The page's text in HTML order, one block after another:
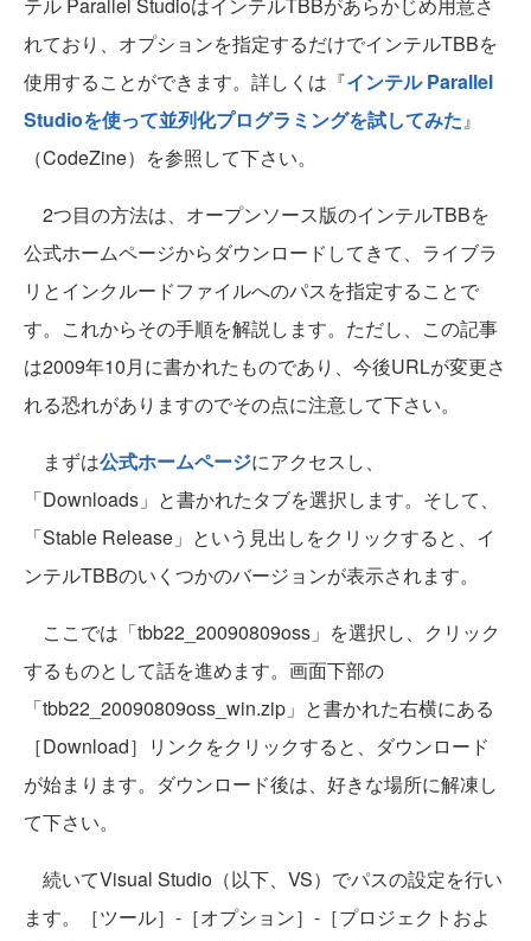
れており、オプションを指定するだけでインテルTBBを
使用することができます。詳しくは『インテル Parallel
Studioを使って並列化プログラミングを試してみた』
（CodeZine）を参照して下さい。
2つ目の方法は、オープンソース版のインテルTBBを
公式ホームページからダウンロードしてきて、ライブラ
リとインクルードファイルへのパスを指定することで
す。これからその手順を解説します。ただし、この記事
は2009年10月に書かれたものであり、今後URLが変更さ
れる恐れがありますのでその点に注意して下さい。
まずは公式ホームページにアクセスし、
「Downloads」と書かれたタブを選択します。そして、
「Stable Release」という見出しをクリックすると、イ
ンテルTBBのいくつかのバージョンが表示されます。
ここでは「tbb22_20090809oss」を選択し、クリック
するものとして話を進めます。画面下部の
「tbb22_20090809oss_win.zip」と書かれた右横にある
［Download］リンクをクリックすると、ダウンロード
が始まります。ダウンロード後は、好きな場所に解凍し
て下さい。
続いてVisual Studio（以下、VS）でパスの設定を行い
ます。［ツール］-［オプション］-［プロジェクトおよ